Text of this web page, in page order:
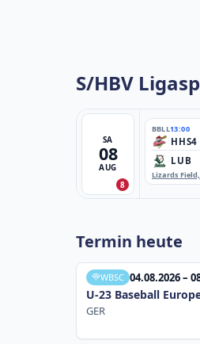
S/HBV
SA
08
AUG
8
BBLL13:00
HHS4
LUB
Lizards
Termin heute
WBSC 04.08.2026 –
U-23 Baseball
GER